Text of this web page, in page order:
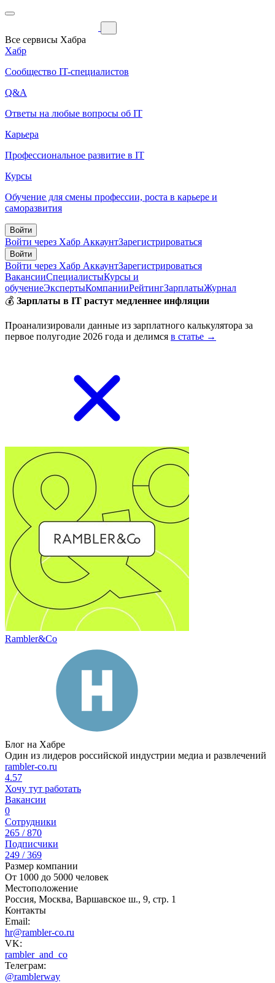
Все сервисы Хабра
Хабр
Сообщество IT-специалистов
Q&A
Ответы на любые вопросы об IT
Карьера
Профессиональное развитие в IT
Курсы
Обучение для смены профессии, роста в карьере и
саморазвития
Войти
Войти через Хабр АккаунтЗарегистрироваться
Войти
Войти через Хабр АккаунтЗарегистрироваться
ВакансииСпециалистыКурсы и
обучениеЭкспертыКомпанииРейтингЗарплатыЖурнал
💰 Зарплаты в IT растут медленнее инфляции
Проанализировали данные из зарплатного калькулятора за
первое полугодие 2026 года и делимся в статье →
Rambler&Co
Блог на Хабре
Один из лидеров российской индустрии медиа и развлечений
rambler-co.ru
4.57
Хочу тут работать
Вакансии
0
Сотрудники
265 / 870
Подписчики
249 / 369
Размер компании
От 1000 до 5000 человек
Местоположение
Россия, Москва, Варшавское ш., 9, стр. 1
Контакты
Email:
hr@rambler-co.ru
VK:
rambler_and_co
Телеграм:
@ramblerway